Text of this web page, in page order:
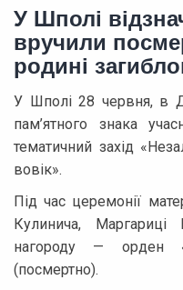
У Шполі
вручили
родині
У Шполі 28 червня, в
пам’ятного знака
тематичний захід
вовік».
Під час церемонії
Кулинича,
нагороду — орден
(посмертно).